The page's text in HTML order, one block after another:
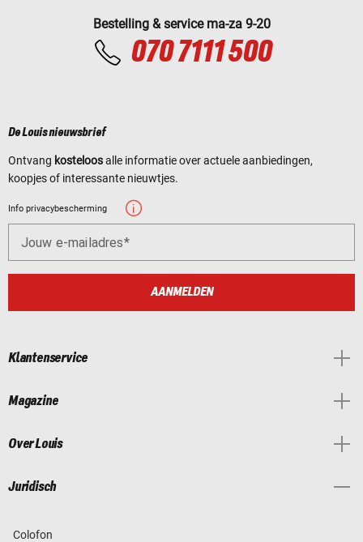
Bestelling & service ma-za 9-20
070 7111 500
De Louis nieuwsbrief
Ontvang kosteloosalle informatie over actuele aanbiedingen,
koopjes of interessante nieuwtjes.
Info privacybescherming
Jouw e-mailadres
AANMELDEN
Klantenservice
Magazine
Over Louis
Juridisch
Colofon